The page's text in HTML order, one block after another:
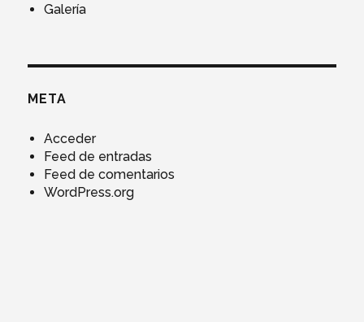
Galería
META
Acceder
Feed de entradas
Feed de comentarios
WordPress.org